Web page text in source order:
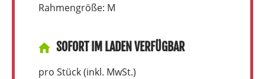
Rahmengröße: M
SOFORT IM LADEN VERFÜGBAR
pro Stück (inkl. MwSt.)